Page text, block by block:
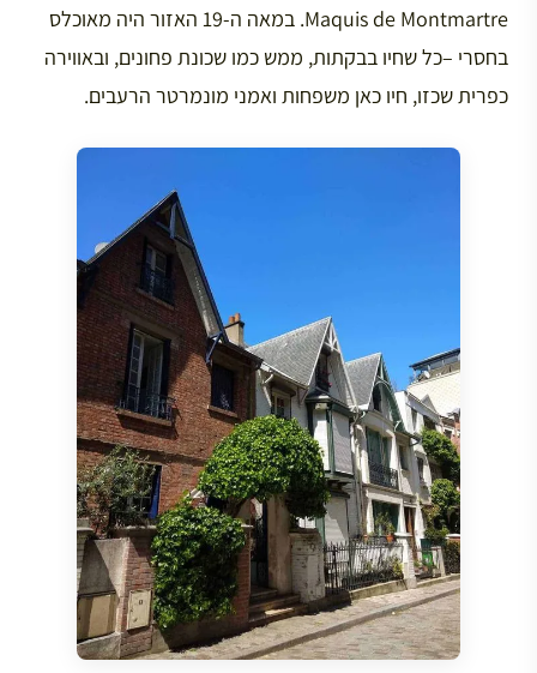
Maquis de Montmartre. במאה ה-19 האזור היה מאוכלס
בחסרי –כל שחיו בבקתות, ממש כמו שכונת פחונים, ובאווירה
כפרית שכזו, חיו כאן משפחות ואמני מונמרטר הרעבים.